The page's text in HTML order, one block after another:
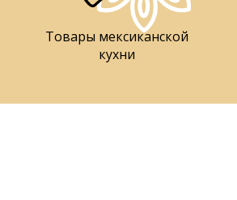
Товары мексиканской
кухни